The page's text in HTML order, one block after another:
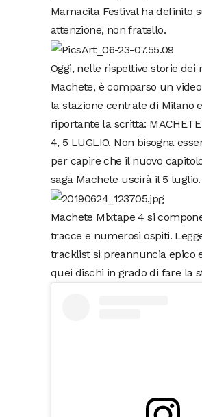
Mamacita Festival ha definito
attenzione, non fratello.
Oggi, nelle rispettive storie dei
Machete, è comparso un
la stazione centrale di Milano
riportante la scritta: MACHETE
4, 5 LUGLIO. Non bisogna
per capire che il nuovo
saga Machete uscirà il 5 luglio.
Machete Mixtape 4 si
tracce e numerosi ospiti.
tracklist si preannuncia epico
quei dischi in grado di fare la